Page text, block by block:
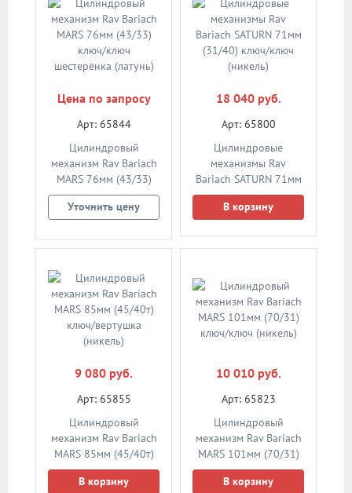
Цена по запросу
Арт: 65844
Цилиндровый
механизм Rav Bariach
MARS 76мм (43/33)
ключ/ключ
шестерёнка (латунь)
Уточнить цену
18 040 руб.
Арт: 65800
Цилиндровые
механизмы Rav
Bariach SATURN 71мм
(31/40) ключ/ключ
(никель)
В корзину
9 080 руб.
Арт: 65855
Цилиндровый
механизм Rav Bariach
MARS 85мм (45/40т)
ключ/вертушка
(никель)
В корзину
10 010 руб.
Арт: 65823
Цилиндровый
механизм Rav Bariach
MARS 101мм (70/31)
ключ/ключ (никель)
В корзину